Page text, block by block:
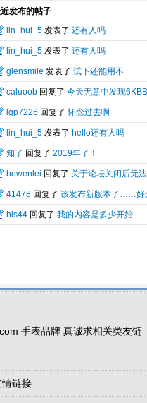
问题官方索引贴(8.23更新) ... 2 3
简体中文 UTF-8 ... 2 3 4
2 3 4 5
简体中文 UTF-8 ... 2 3
洞&回帖短信提示
现在已经链接上6KBBS了
，可以找我哦！
请进！
手表品牌 真诚求相关类友链
链接